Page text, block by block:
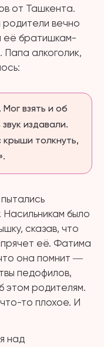
от Ташкента.
родители вечно
её братишкам-
Папа алкоголик,
взять и об
издавали.
толкнуть,
Насильникам было
сказав, что
её. Фатима
она помнит ―
педофилов,
этом родителям.
то плохое. И
над